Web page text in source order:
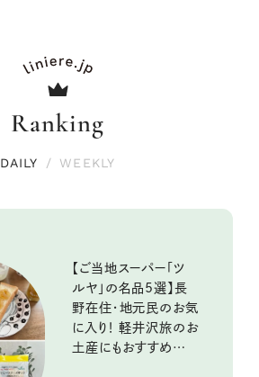
Ranking
DAILY / WEEKLY
【ご当地スーパー「ツ
ルヤ」の名品5選】長
野在住・地元民のお気
に入り！ 軽井沢旅のお
土産にもおすすめのお